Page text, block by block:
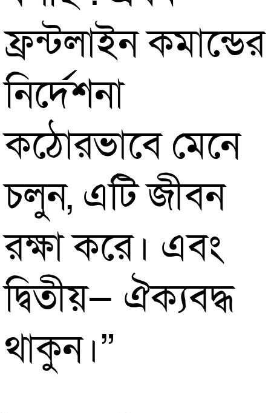
ফ্রন্টলাইন কমান্ডের
নির্দেশনা
কঠোরভাবে মেনে
চলুন, এটি জীবন
রক্ষা করে। এবং
দ্বিতীয়— ঐক্যবদ্ধ
থাকুন।”